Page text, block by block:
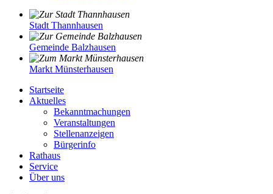
Stadt Thannhausen
Gemeinde Balzhausen
Markt Münsterhausen
Startseite
Aktuelles
Bekanntmachungen
Veranstaltungen
Stellenanzeigen
Bürgerinfo
Rathaus
Service
Über uns